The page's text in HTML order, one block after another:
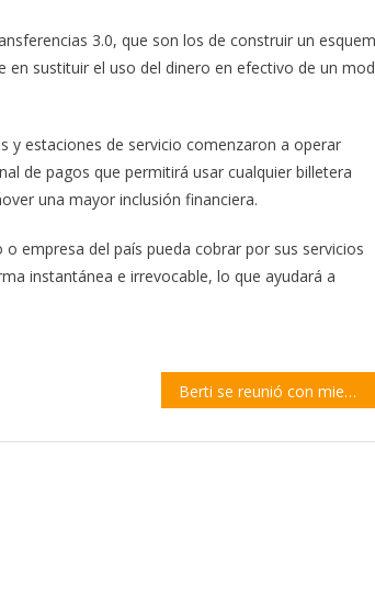
3.0, que son los de construir un
en sustituir el uso del dinero en efectivo de un
y estaciones de servicio comenzaron a operar
de pagos que permitirá usar cualquier billetera
una mayor inclusión financiera.
empresa del país pueda cobrar por sus servicios
instantánea e irrevocable, lo que ayudará a
Berti se reunió con miembros de la Comisión Nacional de Regulación del Transporte